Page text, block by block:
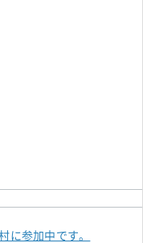
に参加中です。